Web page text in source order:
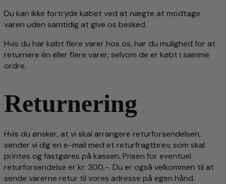
Du kan ikke fortryde købet ved at nægte at modtage
varen uden samtidig at give os besked.
Hvis du har købt flere varer hos os, har du mulighed for at
returnere én eller flere varer, selvom de er købt i samme
ordre.
Returnering
Hvis du ønsker, at vi skal arrangere returforsendelsen,
sender vi dig en e-mail med et returfragtbrev, som skal
printes og fastgøres på kassen. Prisen for eventuel
returforsendelse er kr. 300,-. Du er også velkommen til at
sende varerne retur til vores adresse på egen hånd.